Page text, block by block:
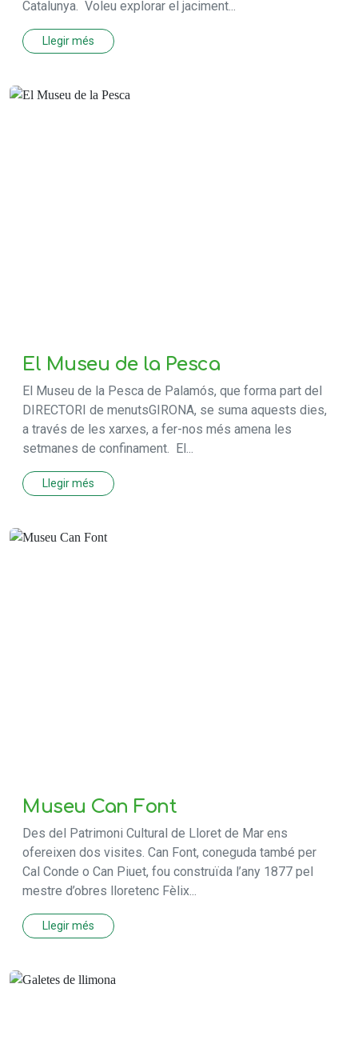
Catalunya. Voleu explorar el jaciment...
Llegir més
El Museu de la Pesca
El Museu de la Pesca de Palamós, que forma part del
DIRECTORI de menutsGIRONA, se suma aquests dies,
a través de les xarxes, a fer-nos més amena les
setmanes de confinament. El...
Llegir més
Museu Can Font
Des del Patrimoni Cultural de Lloret de Mar ens
ofereixen dos visites. Can Font, coneguda també per
Cal Conde o Can Piuet, fou construïda l’any 1877 pel
mestre d’obres lloretenc Fèlix...
Llegir més